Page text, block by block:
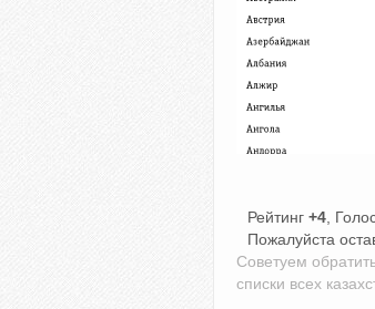
Рейтинг +4 ,
Пожалуйста
Советуем
списки всех